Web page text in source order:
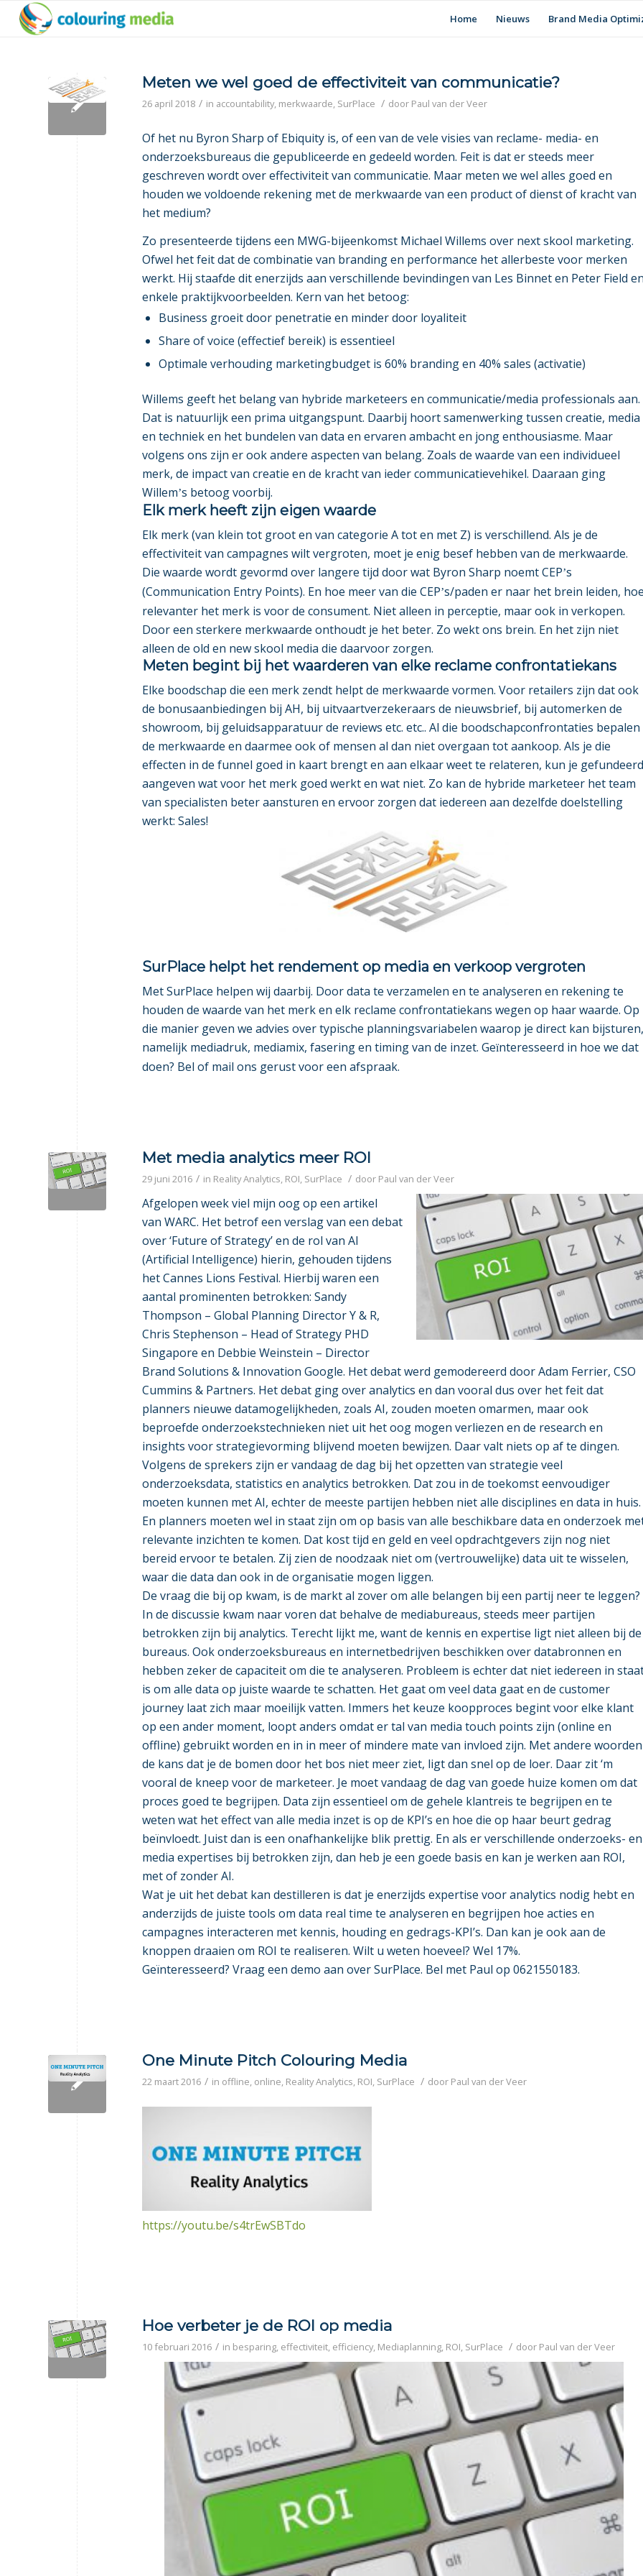
Home Nieuws Brand Media
Meten we wel goed de effectiviteit van communicatie?
26 april 2018 / in accountability, merkwaarde, SurPlace / door Paul van der Veer
Of het nu Byron Sharp of Ebiquity is, of een van de vele visies van reclame- media- en
onderzoeksbureaus die gepubliceerde en gedeeld worden. Feit is dat er steeds meer
geschreven wordt over effectiviteit van communicatie. Maar meten we wel alles goed en
houden we voldoende rekening met de merkwaarde van een product of dienst of kracht van
het medium?
Zo presenteerde tijdens een MWG-bijeenkomst Michael Willems over next skool marketing.
Ofwel het feit dat de combinatie van branding en performance het allerbeste voor merken
werkt. Hij staafde dit enerzijds aan verschillende bevindingen van Les Binnet en Peter Field
enkele praktijkvoorbeelden. Kern van het betoog:
Business groeit door penetratie en minder door loyaliteit
Share of voice (effectief bereik) is essentieel
Optimale verhouding marketingbudget is 60% branding en 40% sales (activatie)
Willems geeft het belang van hybride marketeers en communicatie/media professionals aan.
Dat is natuurlijk een prima uitgangspunt. Daarbij hoort samenwerking tussen creatie, media
en techniek en het bundelen van data en ervaren ambacht en jong enthousiasme. Maar
volgens ons zijn er ook andere aspecten van belang. Zoals de waarde van een individueel
merk, de impact van creatie en de kracht van ieder communicatievehikel. Daaraan ging
Willem’s betoog voorbij.
Elk merk heeft zijn eigen waarde
Elk merk (van klein tot groot en van categorie A tot en met Z) is verschillend. Als je de
effectiviteit van campagnes wilt vergroten, moet je enig besef hebben van de merkwaarde.
Die waarde wordt gevormd over langere tijd door wat Byron Sharp noemt CEP’s
(Communication Entry Points). En hoe meer van die CEP’s/paden er naar het brein leiden,
relevanter het merk is voor de consument. Niet alleen in perceptie, maar ook in verkopen.
Door een sterkere merkwaarde onthoudt je het beter. Zo wekt ons brein. En het zijn niet
alleen de old en new skool media die daarvoor zorgen.
Meten begint bij het waarderen van elke reclame confrontatiekans
Elke boodschap die een merk zendt helpt de merkwaarde vormen. Voor retailers zijn dat ook
de bonusaanbiedingen bij AH, bij uitvaartverzekeraars de nieuwsbrief, bij automerken de
showroom, bij geluidsapparatuur de reviews etc. etc.. Al die boodschapconfrontaties bepalen
de merkwaarde en daarmee ook of mensen al dan niet overgaan tot aankoop. Als je die
effecten in de funnel goed in kaart brengt en aan elkaar weet te relateren, kun je gefundeerd
aangeven wat voor het merk goed werkt en wat niet. Zo kan de hybride marketeer het team
van specialisten beter aansturen en ervoor zorgen dat iedereen aan dezelfde doelstelling
werkt: Sales!
SurPlace helpt het rendement op media en verkoop vergroten
Met SurPlace helpen wij daarbij. Door data te verzamelen en te analyseren en rekening te
houden de waarde van het merk en elk reclame confrontatiekans wegen op haar waarde. Op
die manier geven we advies over typische planningsvariabelen waarop je direct kan bijsturen,
namelijk mediadruk, mediamix, fasering en timing van de inzet. Geïnteresseerd in hoe we dat
doen? Bel of mail ons gerust voor een afspraak.
Met media analytics meer ROI
29 juni 2016 / in Reality Analytics, ROI, SurPlace / door Paul van der Veer
Afgelopen week viel mijn oog op een artikel
van WARC. Het betrof een verslag van een debat
over ‘Future of Strategy’ en de rol van AI
(Artificial Intelligence) hierin, gehouden tijdens
het Cannes Lions Festival. Hierbij waren een
aantal prominenten betrokken: Sandy
Thompson – Global Planning Director Y & R,
Chris Stephenson – Head of Strategy PHD
Singapore en Debbie Weinstein – Director
Brand Solutions & Innovation Google. Het debat werd gemodereerd door Adam Ferrier, CSO
Cummins & Partners. Het debat ging over analytics en dan vooral dus over het feit dat
planners nieuwe datamogelijkheden, zoals AI, zouden moeten omarmen, maar ook
beproefde onderzoekstechnieken niet uit het oog mogen verliezen en de research en
insights voor strategievorming blijvend moeten bewijzen. Daar valt niets op af te dingen.
Volgens de sprekers zijn er vandaag de dag bij het opzetten van strategie veel
onderzoeksdata, statistics en analytics betrokken. Dat zou in de toekomst eenvoudiger
moeten kunnen met AI, echter de meeste partijen hebben niet alle disciplines en data in huis.
En planners moeten wel in staat zijn om op basis van alle beschikbare data en onderzoek
relevante inzichten te komen. Dat kost tijd en geld en veel opdrachtgevers zijn nog niet
bereid ervoor te betalen. Zij zien de noodzaak niet om (vertrouwelijke) data uit te wisselen,
waar die data dan ook in de organisatie mogen liggen.
De vraag die bij op kwam, is de markt al zover om alle belangen bij een partij neer te leggen?
In de discussie kwam naar voren dat behalve de mediabureaus, steeds meer partijen
betrokken zijn bij analytics. Terecht lijkt me, want de kennis en expertise ligt niet alleen bij de
bureaus. Ook onderzoeksbureaus en internetbedrijven beschikken over databronnen en
hebben zeker de capaciteit om die te analyseren. Probleem is echter dat niet iedereen in
is om alle data op juiste waarde te schatten. Het gaat om veel data gaat en de customer
journey laat zich maar moeilijk vatten. Immers het keuze koopproces begint voor elke klant
op een ander moment, loopt anders omdat er tal van media touch points zijn (online en
offline) gebruikt worden en in in meer of mindere mate van invloed zijn. Met andere woorden
de kans dat je de bomen door het bos niet meer ziet, ligt dan snel op de loer. Daar zit ‘m
vooral de kneep voor de marketeer. Je moet vandaag de dag van goede huize komen om dat
proces goed te begrijpen. Data zijn essentieel om de gehele klantreis te begrijpen en te
weten wat het effect van alle media inzet is op de KPI’s en hoe die op haar beurt gedrag
beïnvloedt. Juist dan is een onafhankelijke blik prettig. En als er verschillende onderzoeks- en
media expertises bij betrokken zijn, dan heb je een goede basis en kan je werken aan ROI,
met of zonder AI.
Wat je uit het debat kan destilleren is dat je enerzijds expertise voor analytics nodig hebt en
anderzijds de juiste tools om data real time te analyseren en begrijpen hoe acties en
campagnes interacteren met kennis, houding en gedrags-KPI’s. Dan kan je ook aan de
knoppen draaien om ROI te realiseren. Wilt u weten hoeveel? Wel 17%.
Geïnteresseerd? Vraag een demo aan over SurPlace. Bel met Paul op 0621550183.
One Minute Pitch Colouring Media
22 maart 2016 / in offline, online, Reality Analytics, ROI, SurPlace / door Paul van der Veer
https://youtu.be/s4trEwSBTdo
Hoe verbeter je de ROI op media
10 februari 2016 / in besparing, effectiviteit, efficiency, Mediaplanning, ROI, SurPlace / door Paul van der Veer